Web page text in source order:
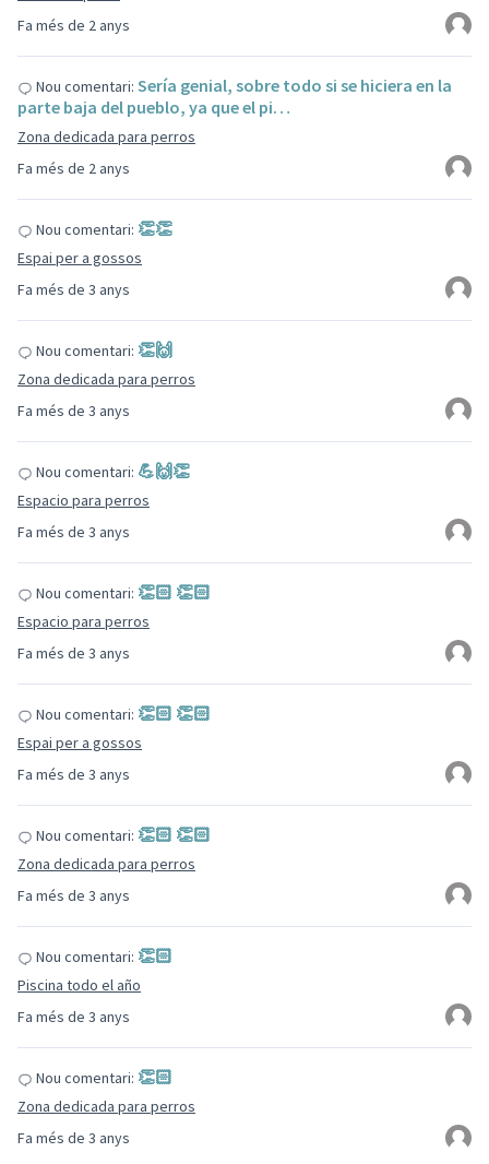
Fa més de 2 anys
Fa més de 2 anys
Nou comentari: Sería genial, sobre todo si se hiciera en la
parte baja del pueblo, ya que el pi…
Zona dedicada para perros
Fa més de 3 anys
Nou comentari: 👏👏
Espai per a gossos
Fa més de 3 anys
Nou comentari: 👏🙌
Zona dedicada para perros
Fa més de 3 anys
Nou comentari: 💪🙌👏
Espacio para perros
Fa més de 3 anys
Nou comentari: 👏🏻 👏🏻
Espacio para perros
Fa més de 3 anys
Nou comentari: 👏🏻 👏🏻
Espai per a gossos
Fa més de 3 anys
Nou comentari: 👏🏻 👏🏻
Zona dedicada para perros
Fa més de 3 anys
Nou comentari: 👏🏻
Piscina todo el año
Fa més de 3 anys
Nou comentari: 👏🏻
Zona dedicada para perros